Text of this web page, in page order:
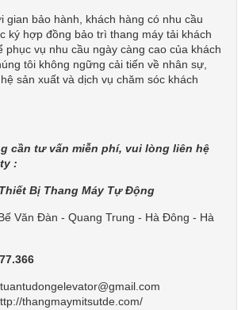
gian bảo hành, khách hàng có nhu cầu
ký hợp đồng bảo trì thang máy tải khách
phục vụ nhu cầu ngày càng cao của khách
tôi không ngững cải tiến về nhân sự,
sản xuất và dịch vụ chăm sóc khách
cần tư vấn miễn phí, vui lòng liên hệ
:
Bị Thang Máy Tự Động
Văn Đàn - Quang Trung - Hà Đông - Hà
thangmaymitsutde.com/